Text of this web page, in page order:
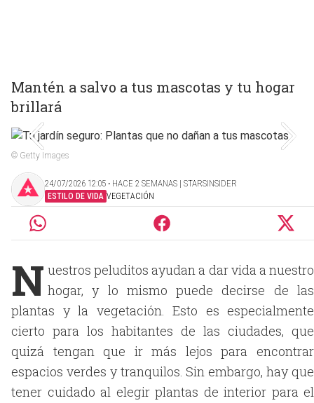
Mantén a salvo a tus mascotas y tu hogar
brillará
© Getty Images
24/07/2026 12:05 ‧ HACE 2 SEMANAS | STARSINSIDER
ESTILO DE VIDA VEGETACIÓN
N uestros peluditos ayudan a dar vida a nuestro
hogar, y lo mismo puede decirse de las
plantas y la vegetación. Esto es especialmente
cierto para los habitantes de las ciudades, que
quizá tengan que ir más lejos para encontrar
espacios verdes y tranquilos. Sin embargo, hay que
tener cuidado al elegir plantas de interior para el